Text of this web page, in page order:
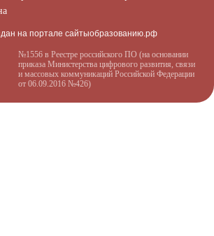
на портале сайтыобразованию.рф
№1556 в Реестре российского ПО (на основании
приказа Министерства цифрового развития, связи
и массовых коммуникаций Российской Федерации
от 06.09.2016 №426)